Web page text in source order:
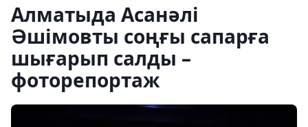
Алматыда Асанәлі
Әшімовты соңғы сапарға
шығарып салды –
фоторепортаж